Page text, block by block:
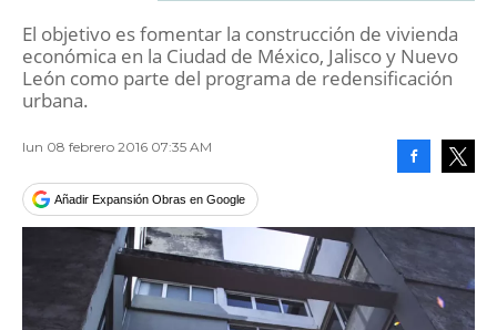
El objetivo es fomentar la construcción de vivienda
económica en la Ciudad de México, Jalisco y Nuevo
León como parte del programa de redensificación
urbana.
lun 08 febrero 2016 07:35 AM
Añadir Expansión Obras en Google